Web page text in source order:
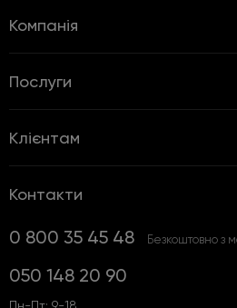
Компанія
Послуги
Клієнтам
Контакти
0 800 35 45 48 Безкоштовно з
050 148 20 90